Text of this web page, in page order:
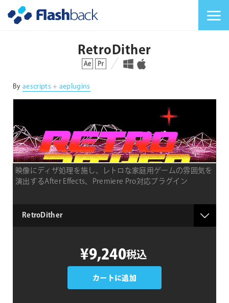
RetroDither
対応プラットフォーム 対応OS
By aescripts + aeplugins
映像にディザ処理を施し、レトロな家庭用ゲームの雰囲気を
演出するAfter Effects、Premiere Pro対応プラグイン
product
¥9,240税込
カートに追加